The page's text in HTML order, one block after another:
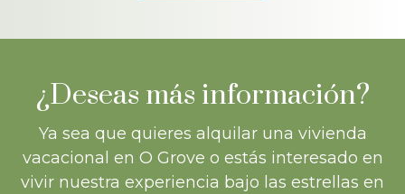
¿Deseas más información?
Ya sea que quieres alquilar una vivienda
vacacional en O Grove o estás interesado en
vivir nuestra experiencia bajo las estrellas en